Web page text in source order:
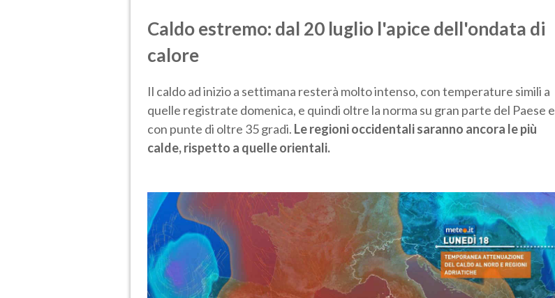
Caldo estremo: dal 20 luglio l'apice dell'ondata di
calore
Il caldo ad inizio a settimana resterà molto intenso, con temperature simili a
quelle registrate domenica, e quindi oltre la norma su gran parte del Paese e
con punte di oltre 35 gradi. Le regioni occidentali saranno ancora le più
calde, rispetto a quelle orientali.